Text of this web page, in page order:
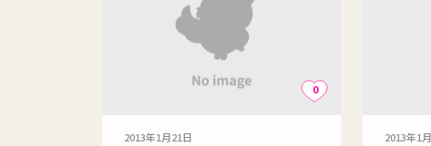
0
2013年1月21日 2013年1